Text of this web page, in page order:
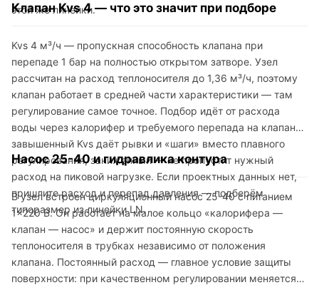
этой же линейки.
Клапан Kvs 4 — что это значит при подборе
Kvs 4 м³/ч — пропускная способность клапана при
перепаде 1 бар на полностью открытом затворе. Узел
рассчитан на расход теплоносителя до 1,36 м³/ч, поэтому
клапан работает в средней части характеристики — там
регулирование самое точное. Подбор идёт от расхода
воды через калорифер и требуемого перепада на клапане:
завышенный Kvs даёт рывки и «шаги» вместо плавного
регулирования, заниженный — не пропустит нужный
расход на пиковой нагрузке. Если проектных данных нет,
пришлите расход и перепад давления — подберём
типоразмер из линейки LN.
Насос 25-40 и гидравлика контура
В узел встроен циркуляционный насос 25-40 с питанием
1×220 В. Он работает на малое кольцо «калорифера —
клапан — насос» и держит постоянную скорость
теплоносителя в трубках независимо от положения
клапана. Постоянный расход — главное условие защиты
поверхности: при качественном регулировании меняется